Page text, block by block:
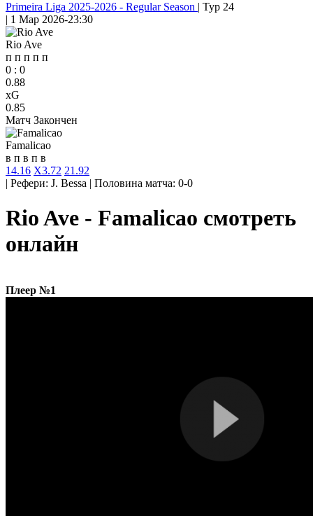
Primeira Liga 2025-2026 - Regular Season | Тур 24
| 1 Мар 2026-23:30
Rio Ave
п п п п п
0 : 0
0.88
xG
0.85
Матч Закончен
Famalicao
в п в п в
14.16 X3.72 21.92
| Рефери: J. Bessa | Половина матча: 0-0
Rio Ave - Famalicao смотреть
онлайн
Плеер №1